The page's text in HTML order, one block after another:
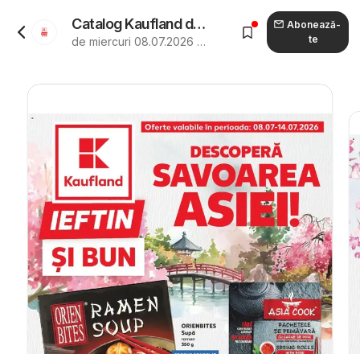
Catalog Kaufland de la 08.07.2026 - Revista "Kaufland Galați"
de miercuri 08.07.2026 până marți 14.07.2026
Abonează-
te